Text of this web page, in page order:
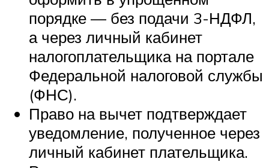
порядке — без подачи 3-НДФЛ,
а через личный кабинет
налогоплательщика на портале
Федеральной налоговой службы
(ФНС).
Право на вычет подтверждает
уведомление, полученное через
личный кабинет плательщика.